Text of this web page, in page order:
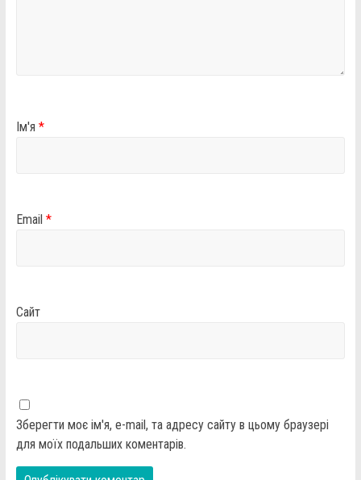
Ім'я *
Email *
Сайт
Зберегти моє ім'я, e-mail, та адресу сайту в цьому браузері
для моїх подальших коментарів.